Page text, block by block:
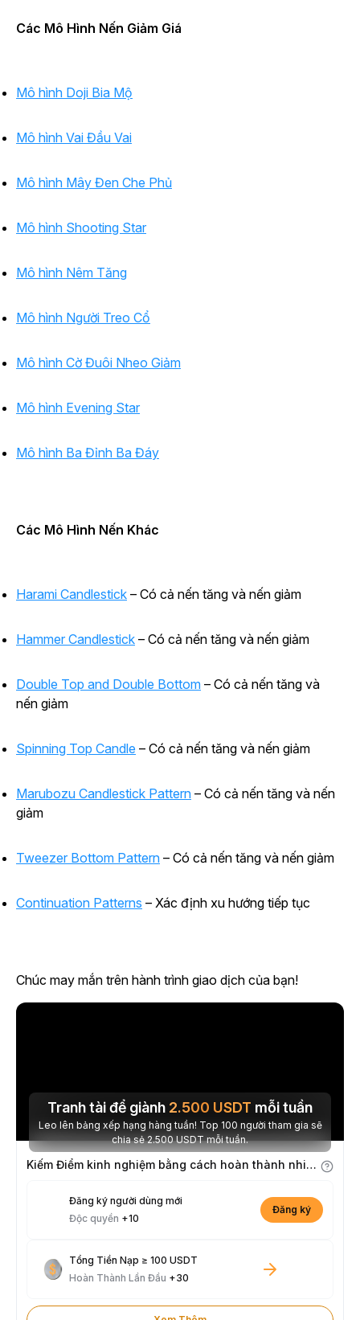
Các Mô Hình Nến Giảm Giá
Mô hình Doji Bia Mộ
Mô hình Vai Đầu Vai
Mô hình Mây Đen Che Phủ
Mô hình Shooting Star
Mô hình Nêm Tăng
Mô hình Người Treo Cổ
Mô hình Cờ Đuôi Nheo Giảm
Mô hình Evening Star
Mô hình Ba Đỉnh Ba Đáy
Các Mô Hình Nến Khác
Harami Candlestick – Có cả nến tăng và nến giảm
Hammer Candlestick – Có cả nến tăng và nến giảm
Double Top and Double Bottom – Có cả nến tăng và
nến giảm
Spinning Top Candle – Có cả nến tăng và nến giảm
Marubozu Candlestick Pattern – Có cả nến tăng và nến
giảm
Tweezer Bottom Pattern – Có cả nến tăng và nến giảm
Continuation Patterns – Xác định xu hướng tiếp tục
Chúc may mắn trên hành trình giao dịch của bạn!
Tranh tài để giành 2.500 USDT mỗi tuần
Leo lên bảng xếp hạng hàng tuần! Top 100 người tham gia sẽ
chia sẻ 2.500 USDT mỗi tuần.
Kiếm Điểm kinh nghiệm bằng cách hoàn thành nhiệm vụ
Đăng ký người dùng mới
Độc quyền +10
Đăng ký
Tổng Tiền Nạp ≥ 100 USDT
Hoàn Thành Lần Đầu +30